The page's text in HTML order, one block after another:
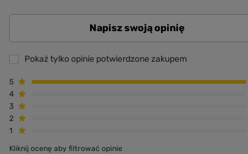
Napisz swoją opinię
Pokaż tylko opinie potwierdzone zakupem
5
4
3
2
1
Kliknij ocenę aby filtrować opinie